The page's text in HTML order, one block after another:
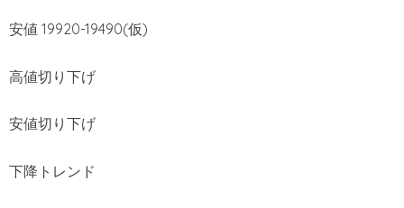
安値 19920-19490(仮)
高値切り下げ
安値切り下げ
下降トレンド